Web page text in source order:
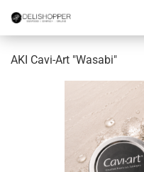
AKI Cavi-Art "Wasabi"